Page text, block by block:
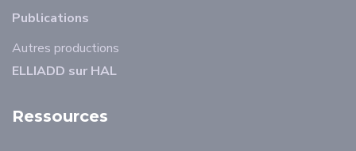
Publications
Autres productions
ELLIADD sur HAL
Ressources